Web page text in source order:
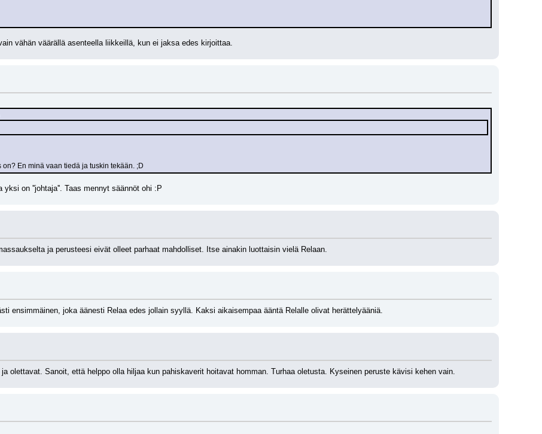
vähän väärällä asenteella liikkeillä, kun ei jaksa edes kirjoittaa.
En minä vaan tiedä ja tuskin tekään. ;D
yksi on ''johtaja''. Taas mennyt säännöt ohi :P
ja perusteesi eivät olleet parhaat mahdolliset. Itse ainakin luottaisin vielä Relaan.
ensimmäinen, joka äänesti Relaa edes jollain syyllä. Kaksi aikaisempaa ääntä Relalle olivat herättelyääniä.
olettavat. Sanoit, että helppo olla hiljaa kun pahiskaverit hoitavat homman. Turhaa oletusta. Kyseinen peruste kävisi kehen vain.